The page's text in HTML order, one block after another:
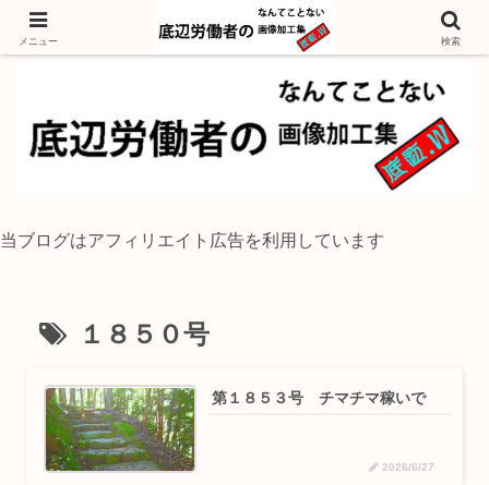
独身底辺おじさんが風景写真をイラスト風に加工するブログ
当ブログはアフィリエイト広告を利用しています
１８５０号
第１８５３号 チマチマ稼いで
2026/6/27
メニュー 検索